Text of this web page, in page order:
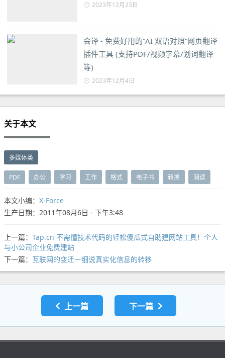
2023年12月23日
会译 - 免费好用的“AI 双语对照”网页翻译
插件工具 (支持PDF/视频字幕/划词翻译
等)
2023年12月4日
关于本文
多媒体类
PDF 办公 学习 工作 格式 电子书 转换 阅读
本文小编： X-Force
生产日期：2011年08月6日 - 下午3:48
上一篇： Tap.cn 不需懂技术代码的轻松傻瓜式自助建网站工具！个人
与小公司企业免费建站
下一篇： 互联网的变迁－细说真实化信息的转移
上一篇 下一篇